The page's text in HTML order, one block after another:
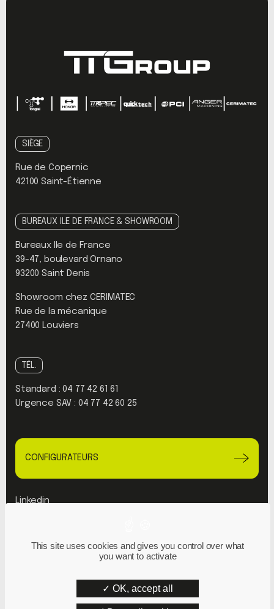
SIÈGE
Rue de Copernic
42100 Saint-Étienne
BUREAUX ILE DE FRANCE & SHOWROOM
Bureaux Ile de France
39-47, boulevard Ornano
93200 Saint Denis
Showroom chez CERIMATEC
Rue de la mécanique
27400 Louviers
TÉL.
Standard : 04 77 42 61 61
Urgence SAV : 04 77 42 60 25
CONFIGURATEURS
Linkedin
Politique de confidentialité
This site uses cookies and gives you control over what
you want to activate
OK, accept all